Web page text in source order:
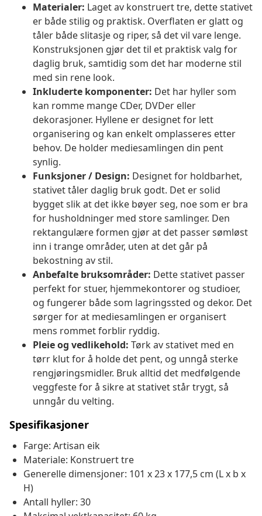
Materialer: Laget av konstruert tre, dette stativet
er både stilig og praktisk. Overflaten er glatt og
tåler både slitasje og riper, så det vil vare lenge.
Konstruksjonen gjør det til et praktisk valg for
daglig bruk, samtidig som det har moderne stil
med sin rene look.
Inkluderte komponenter: Det har hyller som
kan romme mange CDer, DVDer eller
dekorasjoner. Hyllene er designet for lett
organisering og kan enkelt omplasseres etter
behov. De holder mediesamlingen din pent
synlig.
Funksjoner / Design: Designet for holdbarhet,
stativet tåler daglig bruk godt. Det er solid
bygget slik at det ikke bøyer seg, noe som er bra
for husholdninger med store samlinger. Den
rektangulære formen gjør at det passer sømløst
inn i trange områder, uten at det går på
bekostning av stil.
Anbefalte bruksområder: Dette stativet passer
perfekt for stuer, hjemmekontorer og studioer,
og fungerer både som lagringssted og dekor. Det
sørger for at mediesamlingen er organisert
mens rommet forblir ryddig.
Pleie og vedlikehold: Tørk av stativet med en
tørr klut for å holde det pent, og unngå sterke
rengjøringsmidler. Bruk alltid det medfølgende
veggfeste for å sikre at stativet står trygt, så
unngår du velting.
Spesifikasjoner
Farge: Artisan eik
Materiale: Konstruert tre
Generelle dimensjoner: 101 x 23 x 177,5 cm (L x b x
H)
Antall hyller: 30